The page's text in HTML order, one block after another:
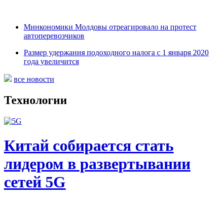
Минкономики Молдовы отреагировало на протест
автоперевозчиков
Размер удержания подоходного налога с 1 января 2020
года увеличится
все новости
Технологии
Китай собирается стать
лидером в развертывании
сетей 5G